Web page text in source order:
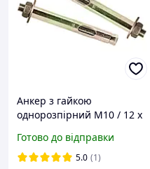
Анкер з гайкою
однорозпірний M10 / 12 х
Готово до відправки
5.0 (1)